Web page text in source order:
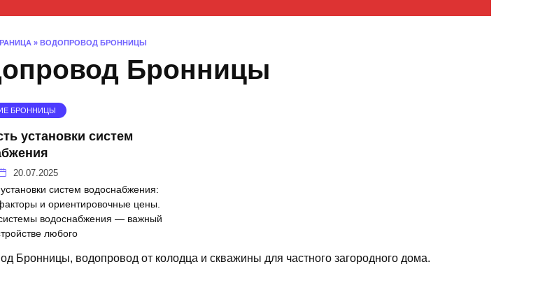
» ВОДОПРОВОД БРОННИЦЫ
Бронницы
БРОННИЦЫ
установки систем
20.07.2025
систем водоснабжения:
и ориентировочные цены.
водоснабжения — важный
любого
Бронницы, водопровод от колодца и скважины для частного загородного дома.